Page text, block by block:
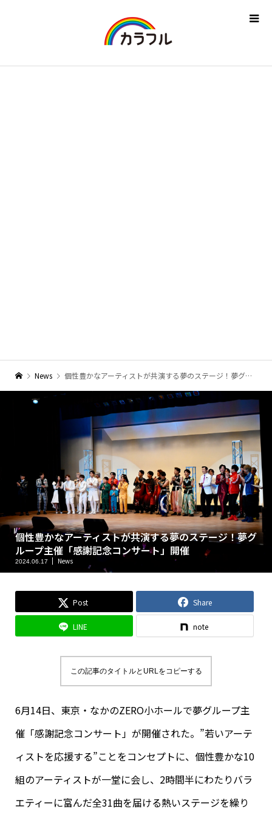
News 個性豊かなアーティストが共演する夢のステージ！夢グループ主催「感謝記念コンサート」開催
個性豊かなアーティストが共演する夢のステージ！夢グ
ループ主催「感謝記念コンサート」開催
2024.06.17 News
Post Share
LINE note
この記事のタイトルとURLをコピーする
6月14日、東京・なかのZERO小ホールで夢グループ主
催「感謝記念コンサート」が開催された。”若いアーテ
ィストを応援する”ことをコンセプトに、個性豊かな10
組のアーティストが一堂に会し、2時間半にわたりバラ
エティーに富んだ全31曲を届ける熱いステージを繰り